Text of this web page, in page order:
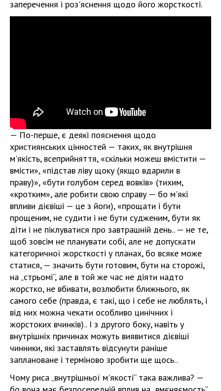
заперечення і роз'яснення щодо його жорсткості.
— По-перше, є деякі пояснення щодо
християнських цінностей — таких, як внутрішня
м'якість, всеприйняття, «скільки можеш вмістити —
вмісти», «підстав ліву щоку (якщо вдарили в
праву)», «бути голубом серед вовків» (тихим,
«кротким», але робити свою справу — бо м'які
впливи дієвіші — це з йоги), «прощати і бути
прощеним, не судити і не бути судженим, бути як
діти і не піклуватися про завтрашній день.. — не те,
щоб зовсім не планувати собі, але не допускати
категоричної жорсткості у планах, бо всяке може
статися, — значить бути готовим, бути на сторожі,
на „стрьомі“, але в той же час не діяти надто
жорстко, не вбивати, возлюбити ближнього, як
самого себе (правда, є такі, що і себе не люблять, і
від них можна чекати особливо цинічних і
жорстоких вчинків).. І з другого боку, навіть у
внутрішніх причинах можуть виявитися дієвіші
чинники, які заставлять відсунути раніше
заплановане і терміново зробити ще щось..
Чому риса „внутрішньої м'якості“ така важлива? —